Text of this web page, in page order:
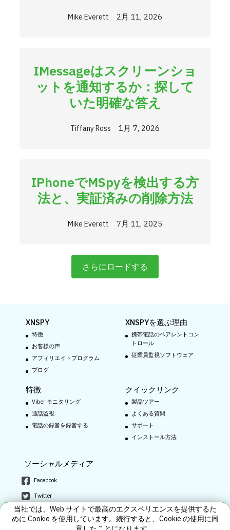
Mike Everett 2月 11, 2026
IMessageはスクリーンショ
ットを通知するか：探して
いた明確な答え
Tiffany Ross 1月 7, 2026
IPhoneでmSpyを検出する方
法と、実証済みの削除方法
Mike Everett 7月 11, 2025
さらにロードする
XNSPY
特徴
お客様の声
アフィリエイトプログラム
ブログ
XNSPYを選ぶ理由
携帯電話のペアレントコン
トロール
従業員監視ソフトウェア
特徴
Viber モニタリング
通話監視
電話の録音を録音する
クイックリンク
製品ツアー
よくある質問
サポート
インストール方法
ソーシャルメディア
Facebook
Twitter
Pinterest
当社では、Web サイトで最高のエクスペリエンスを提供するた
めに Cookie を使用しています。続行すると、Cookie の使用に同